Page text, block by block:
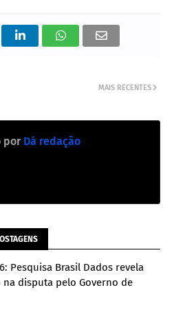
MAIS RECENTES
por Dá redação
Pesquisa Brasil Dados revela
na disputa pelo Governo de